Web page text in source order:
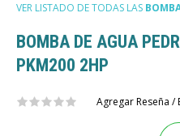
VER LISTADO DE TODAS LAS
BOMBA DE AGUA
PKM200 2HP
Agregar Reseña /